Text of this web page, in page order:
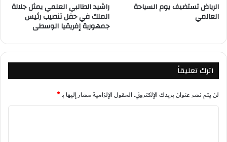
الرياض تستضيف يوم السياحة
العالمي
راشيد الطالبي العلمي يمثل جلالة
الملك في حفل تنصيب رئيس
جمهورية إفريقيا الوسطى
اترك تعليقاً
لن يتم نشر عنوان بريدك الإلكتروني.الحقول الإلزامية مشار إليها بـ*